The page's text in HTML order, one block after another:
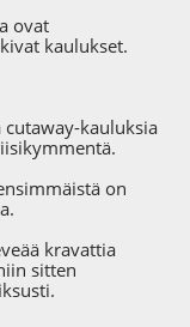
ovat
kaulukset.
kauluksia
on
kravattia
sitten